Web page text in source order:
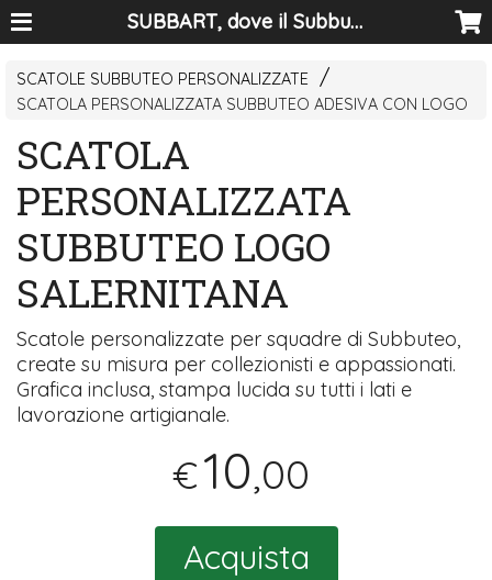
SUBBART, dove il Subbuteo diventa arte
SCATOLE SUBBUTEO PERSONALIZZATE
SCATOLA PERSONALIZZATA SUBBUTEO ADESIVA CON LOGO
SCATOLA
PERSONALIZZATA
SUBBUTEO LOGO
SALERNITANA
Scatole personalizzate per squadre di Subbuteo,
create su misura per collezionisti e appassionati.
Grafica inclusa, stampa lucida su tutti i lati e
lavorazione artigianale.
€10,00
Acquista